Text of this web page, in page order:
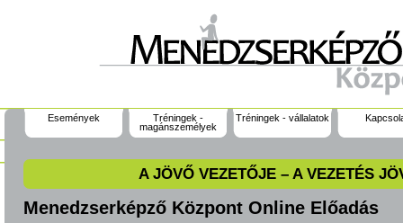
Események
Tréningek -
magánszemélyek
Tréningek - vállalatok
A JÖVŐ VEZETŐJE – A VEZETÉS
Menedzserképző Központ Online Előadás